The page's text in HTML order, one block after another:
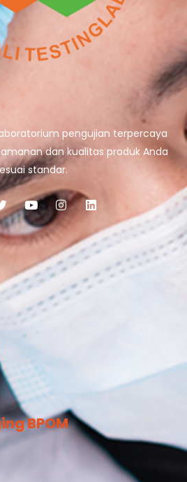
pengujian terpercaya
dan kualitas produk Anda
standar.
BPOM